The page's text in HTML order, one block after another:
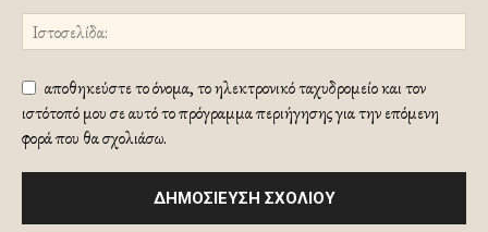
αποθηκεύστε το όνομα, το ηλεκτρονικό ταχυδρομείο και τον
ιστότοπό μου σε αυτό το πρόγραμμα περιήγησης για την επόμενη
φορά που θα σχολιάσω.